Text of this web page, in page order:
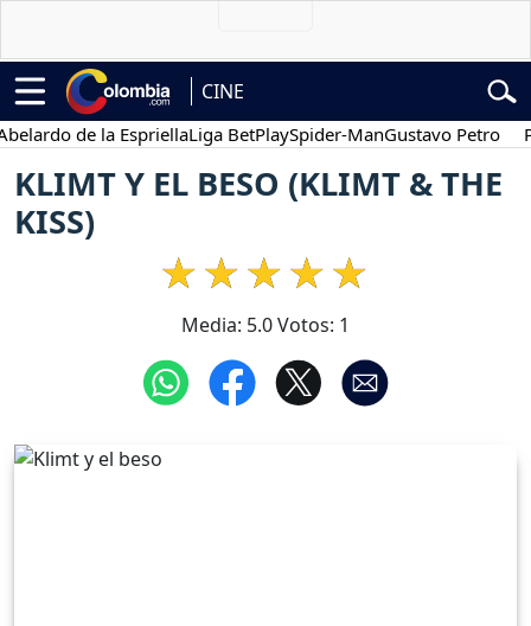
CINE
de la EspriellaLiga BetPlaySpider-ManGustavo Petro
KLIMT Y EL BESO (KLIMT & THE
KISS)
Media: 5.0Votos: 1